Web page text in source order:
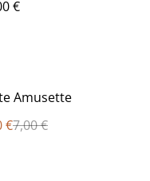
€
Amusette
€7,00 €